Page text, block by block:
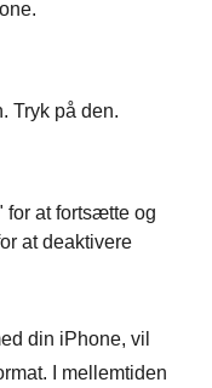
Tryk på den.
for at fortsætte og
at deaktivere
din iPhone, vil
I mellemtiden